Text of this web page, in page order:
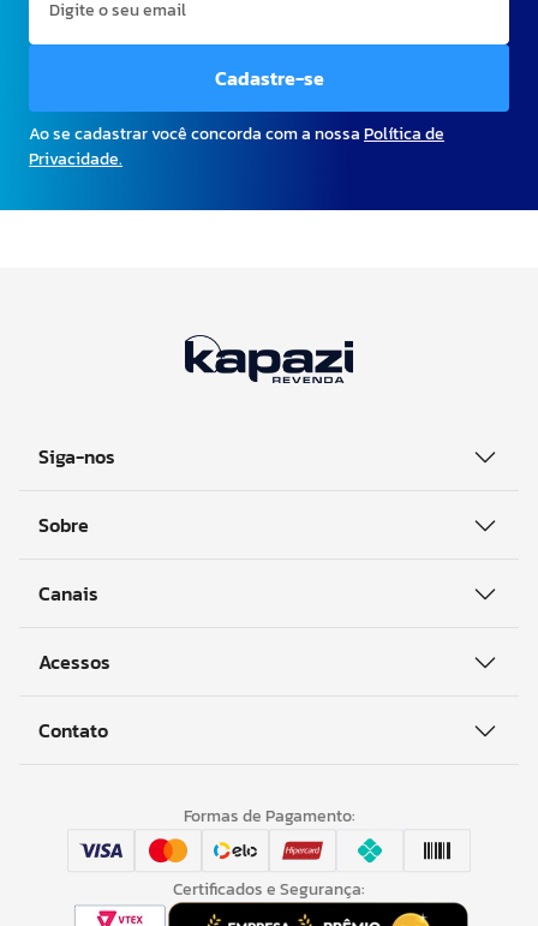
Cadastre-se
Ao se cadastrar você concorda com a nossaPolítica de
Privacidade.
Siga-nos
Sobre
Canais
Acessos
Contato
Formas de Pagamento:
Certificados e Segurança: